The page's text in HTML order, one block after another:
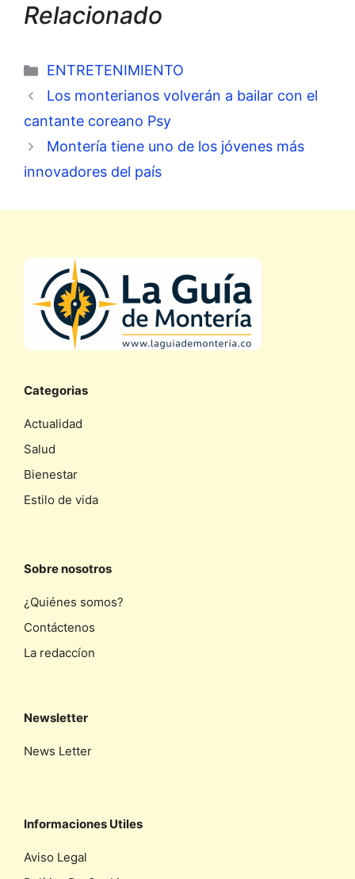
Relacionado
Categorías
ENTRETENIMIENTO
Los monterianos volverán a bailar con el
cantante coreano Psy
Montería tiene uno de los jóvenes más
innovadores del país
Categorias
Actualidad
Salud
Bienestar
Estilo de vida
Sobre nosotros
¿Quiénes somos?
Contáctenos
La redaccíon
Newsletter
News Letter
Informaciones Utiles
Aviso Legal